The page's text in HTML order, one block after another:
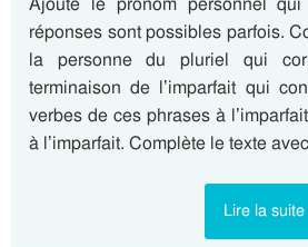
réponses sont possibles parfois.
la personne du pluriel qui
terminaison de l’imparfait qui
verbes de ces phrases à
à l’imparfait. Complète le texte
Lire la suite